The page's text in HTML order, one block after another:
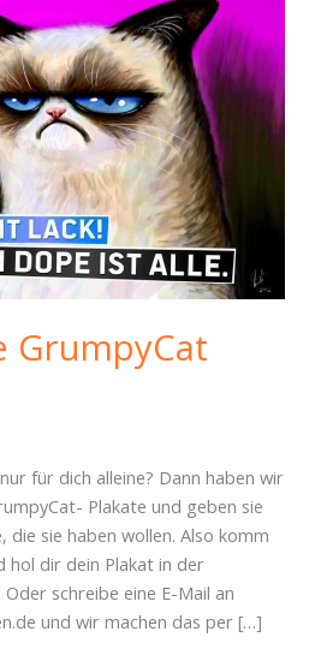
GrumpyCat
für dich alleine? Dann haben wir
Plakate und geben sie
die sie haben wollen. Also komm
hol dir dein Plakat in der
schreibe eine E-Mail an
und wir machen das per […]